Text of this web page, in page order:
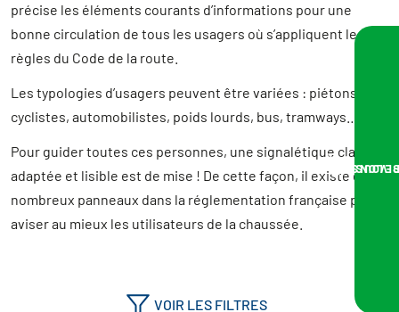
précise les éléments courants d’informations pour une
bonne circulation de tous les usagers où s’appliquent les
règles du Code de la route.
Les typologies d’usagers peuvent être variées : piétons,
cyclistes, automobilistes, poids lourds, bus, tramways…
Pour guider toutes ces personnes, une signalétique claire,
adaptée et lisible est de mise ! De cette façon, il existe de
nombreux panneaux dans la réglementation française pour
aviser au mieux les utilisateurs de la chaussée.
VOIR LES FILTRES
Balises de signalisation
Balises de virage
Balises de contournement d’îlot central J5
NOUS VOUS